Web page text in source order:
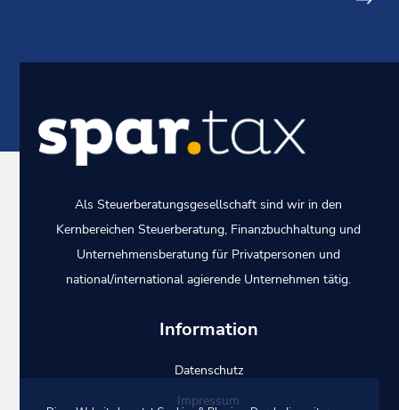
Als Steuerberatungsgesellschaft sind wir in den
KernbereichenSteuerberatung, Finanzbuchhaltung und
Unternehmensberatung für Privatpersonen und
national/international agierende Unternehmen tätig.
Information
Datenschutz
Impressum